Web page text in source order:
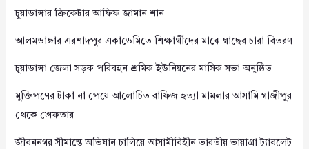
চুয়াডাঙ্গার ক্রিকেটার আফিফ জামান শান
আলমডাঙ্গার এরশাদপুর একাডেমিতে শিক্ষার্থীদের মাঝে গাছের চারা বিতরণ
চুয়াডাঙ্গা জেলা সড়ক পরিবহন শ্রমিক ইউনিয়নের মাসিক সভা অনুষ্ঠিত
মুক্তিপণের টাকা না পেয়ে আলোচিত রাফিজ হত্যা মামলার আসামি গাজীপুর
থেকে গ্রেফতার
জীবননগর সীমান্তে অভিযান চালিয়ে আসামীবিহীন ভারতীয় ভায়াগ্রা ট্যাবলেট